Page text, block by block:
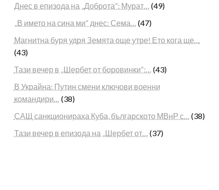
Днес в епизода на „Доброта“: Мурат… (49)
„В името на сина ми“ днес: Сема… (47)
Магнитна буря удря Земята още утре! Ето кога ще…
(43)
Тази вечер в „Шербет от боровинки“:… (43)
В Украйна: Путин смени ключови военни
командири… (38)
САЩ санкционираха Куба, българското МВнР с… (38)
Тази вечер в епизода на „Шербет от… (37)